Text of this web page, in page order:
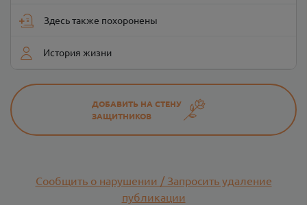
Здесь также похоронены
История жизни
ДОБАВИТЬ НА СТЕНУ
ЗАЩИТНИКОВ
Сообщить о нарушении / Запросить удаление
публикации